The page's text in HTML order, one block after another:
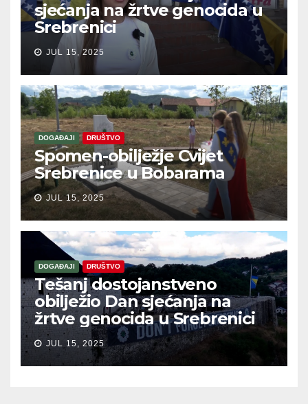
sjećanja na žrtve genocida u
Srebrenici
JUL 15, 2025
DOGAĐAJI DRUŠTVO
Spomen-obilježje Cvijet
Srebrenice u Bobarama
JUL 15, 2025
DOGAĐAJI DRUŠTVO
Tešanj dostojanstveno
obilježio Dan sjećanja na
žrtve genocida u Srebrenici
JUL 15, 2025